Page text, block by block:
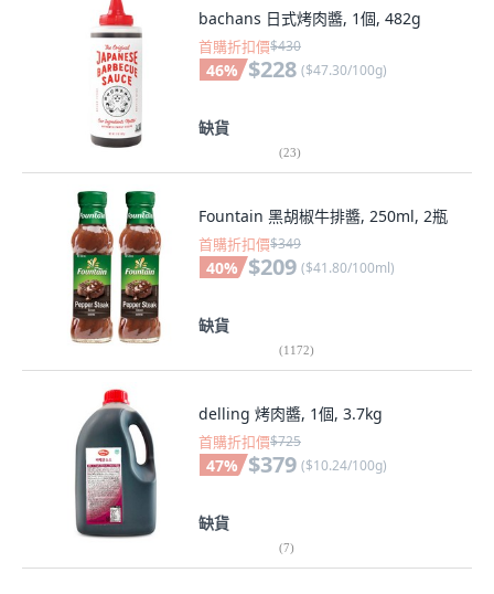
bachans 日式烤肉醬, 1個, 482g
首購折扣價$430
46% $228 ($47.30/100g)
缺貨
(23)
Fountain 黑胡椒牛排醬, 250ml, 2瓶
首購折扣價$349
40% $209 ($41.80/100ml)
缺貨
(1172)
delling 烤肉醬, 1個, 3.7kg
首購折扣價$725
47% $379 ($10.24/100g)
缺貨
(7)